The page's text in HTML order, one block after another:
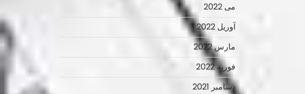
می 2022
آوریل 2022
مارس 2022
فوریه 2022
دسامبر 2021